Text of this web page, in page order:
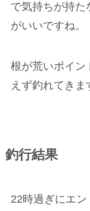
で気持ちが持た
がいいですね。
根が荒いポイン
えず釣れてきま
釣行結果
22時過ぎにエ